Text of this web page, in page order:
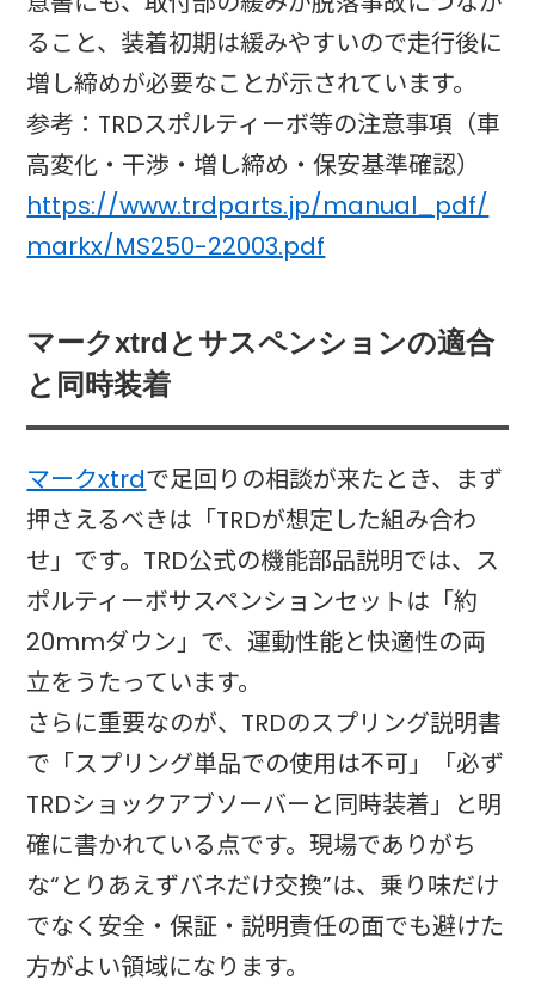
ること、装着初期は緩みやすいので走行後に
増し締めが必要なことが示されています。
参考：TRDスポルティーボ等の注意事項（車
高変化・干渉・増し締め・保安基準確認）
https://www.trdparts.jp/manual_pdf/
markx/MS250-22003.pdf
マークxtrdとサスペンションの適合
と同時装着
マークxtrdで足回りの相談が来たとき、まず
押さえるべきは「TRDが想定した組み合わ
せ」です。TRD公式の機能部品説明では、ス
ポルティーボサスペンションセットは「約
20mmダウン」で、運動性能と快適性の両
立をうたっています。
さらに重要なのが、TRDのスプリング説明書
で「スプリング単品での使用は不可」「必ず
TRDショックアブソーバーと同時装着」と明
確に書かれている点です。現場でありがち
な“とりあえずバネだけ交換”は、乗り味だけ
でなく安全・保証・説明責任の面でも避けた
方がよい領域になります。